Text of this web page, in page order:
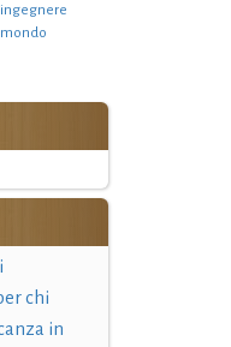
chi
in